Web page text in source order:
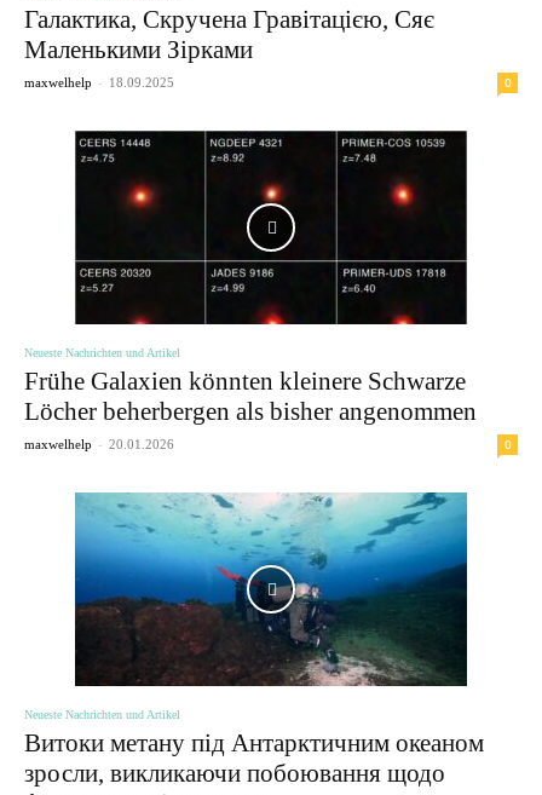
Галактика, Скручена Гравітацією, Сяє
Маленькими Зірками
maxwelhelp - 18.09.2025 0
Neueste Nachrichten und Artikel
Frühe Galaxien könnten kleinere Schwarze
Löcher beherbergen als bisher angenommen
maxwelhelp - 20.01.2026 0
Neueste Nachrichten und Artikel
Витоки метану під Антарктичним океаном
зросли, викликаючи побоювання щодо